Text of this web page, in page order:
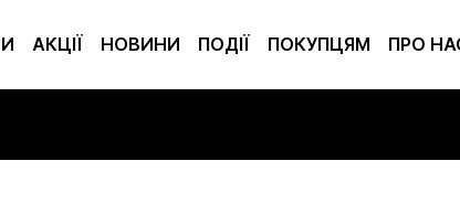
АКЦІЇ НОВИНИ ПОДІЇ ПОКУПЦЯМ ПРО